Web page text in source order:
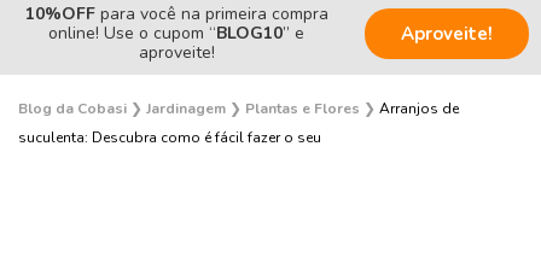
10%OFF para você na primeira compra
online! Use o cupom “BLOG10” e
aproveite!
Aproveite!
Blog da Cobasi ❯ Jardinagem ❯ Plantas e Flores ❯ Arranjos de
suculenta: Descubra como é fácil fazer o seu